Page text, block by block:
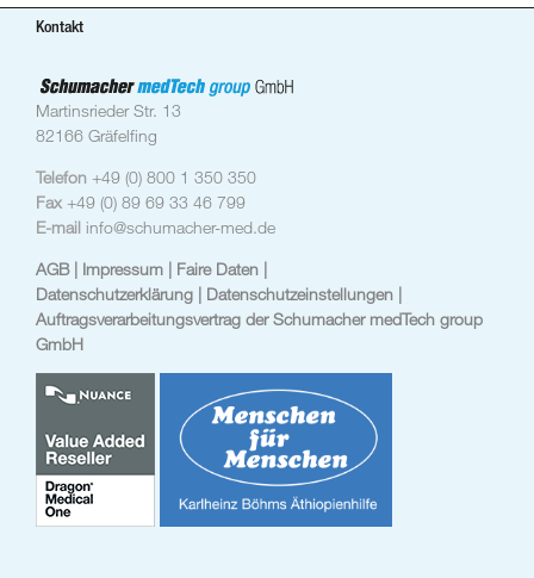
Kontakt
Martinsrieder Str. 13
82166 Gräfelfing
Telefon +49 (0) 800 1 350 350
Fax +49 (0) 89 69 33 46 799
E-mail info@schumacher-med.de
AGB | Impressum | Faire Daten |
Datenschutzerklärung | Datenschutzeinstellungen |
Auftragsverarbeitungsvertrag der Schumacher medTech group
GmbH